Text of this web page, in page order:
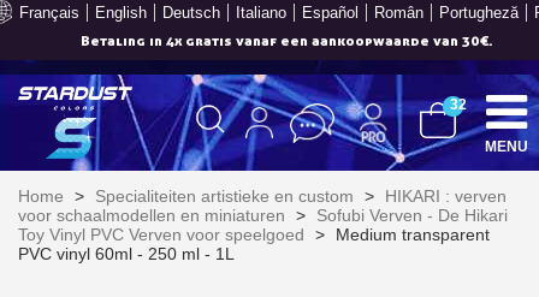
Français English Deutsch Italiano Español Român Portugheză
Betaling in 4x gratis vanaf een aankoopwaarde van 30€.
32
MENU
Home > Specialiteiten artistieke en custom >
HIKARI : verven
voor schaalmodellen en miniaturen
>
Sofubi Verven - De Hikari
Toy Vinyl PVC Verven voor speelgoed
>
Medium transparent
PVC vinyl 60ml - 250 ml - 1L